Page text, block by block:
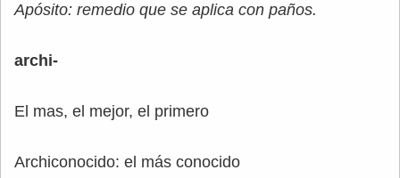
Apósito: remedio que se aplica con paños.
archi-
El mas, el mejor, el primero
Archiconocido: el más conocido